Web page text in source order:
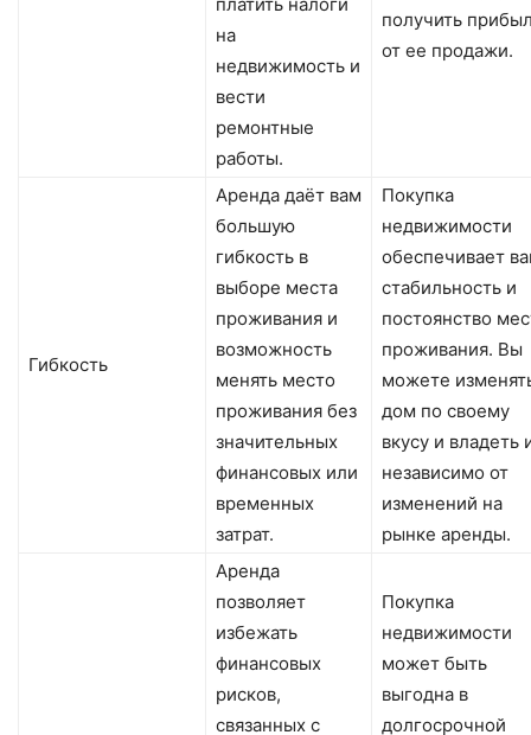
на
недвижимость и
вести
ремонтные
работы.
получить
от ее продажи.
Гибкость
Аренда даёт вам
большую
гибкость в
выборе места
проживания и
возможность
менять место
проживания без
значительных
финансовых или
временных
затрат.
Покупка
недвижимости
обеспечивает
стабильность и
постоянство
проживания. Вы
можете
дом по своему
вкусу и владеть
независимо от
изменений на
рынке аренды.
Аренда
позволяет
избежать
финансовых
рисков,
связанных с
Покупка
недвижимости
может быть
выгодна в
долгосрочной